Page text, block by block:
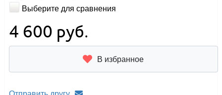
Выберите для сравнения
4 600 руб.
В избранное